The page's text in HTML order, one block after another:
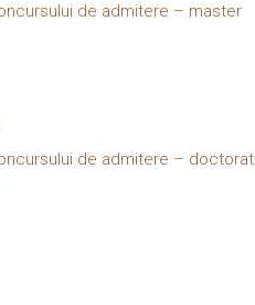
de admitere – master
de admitere – doctorat